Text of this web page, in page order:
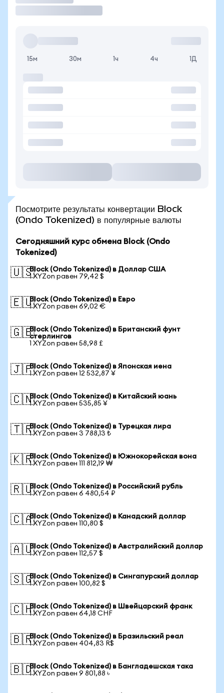
15м 30м 1ч 4ч 1Д
Посмотрите результаты конвертации Block
(Ondo Tokenized) в популярные валюты
Сегодняшний курс обмена Block (Ondo
Tokenized)
🇺🇸Block (Ondo Tokenized) в Доллар США
1 XYZon равен 79,42 $
🇪🇺Block (Ondo Tokenized) в Евро
1 XYZon равен 69,02 €
🇬🇧Block (Ondo Tokenized) в Британский фунт
стерлингов
1 XYZon равен 58,98 £
🇯🇵Block (Ondo Tokenized) в Японская иена
1 XYZon равен 12 532,87 ¥
🇨🇳Block (Ondo Tokenized) в Китайский юань
1 XYZon равен 535,85 ¥
🇹🇷Block (Ondo Tokenized) в Турецкая лира
1 XYZon равен 3 788,13 ₺
🇰🇷Block (Ondo Tokenized) в Южнокорейская вона
1 XYZon равен 111 812,19 ₩
🇷🇺Block (Ondo Tokenized) в Российский рубль
1 XYZon равен 6 480,54 ₽
🇨🇦Block (Ondo Tokenized) в Канадский доллар
1 XYZon равен 110,80 $
🇦🇺Block (Ondo Tokenized) в Австралийский доллар
1 XYZon равен 112,57 $
🇸🇬Block (Ondo Tokenized) в Сингапурский доллар
1 XYZon равен 100,82 $
🇨🇭Block (Ondo Tokenized) в Швейцарский франк
1 XYZon равен 64,18 CHF
🇧🇷Block (Ondo Tokenized) в Бразильский реал
1 XYZon равен 404,83 R$
🇧🇩Block (Ondo Tokenized) в Бангладешская така
1 XYZon равен 9 801,88 ৳